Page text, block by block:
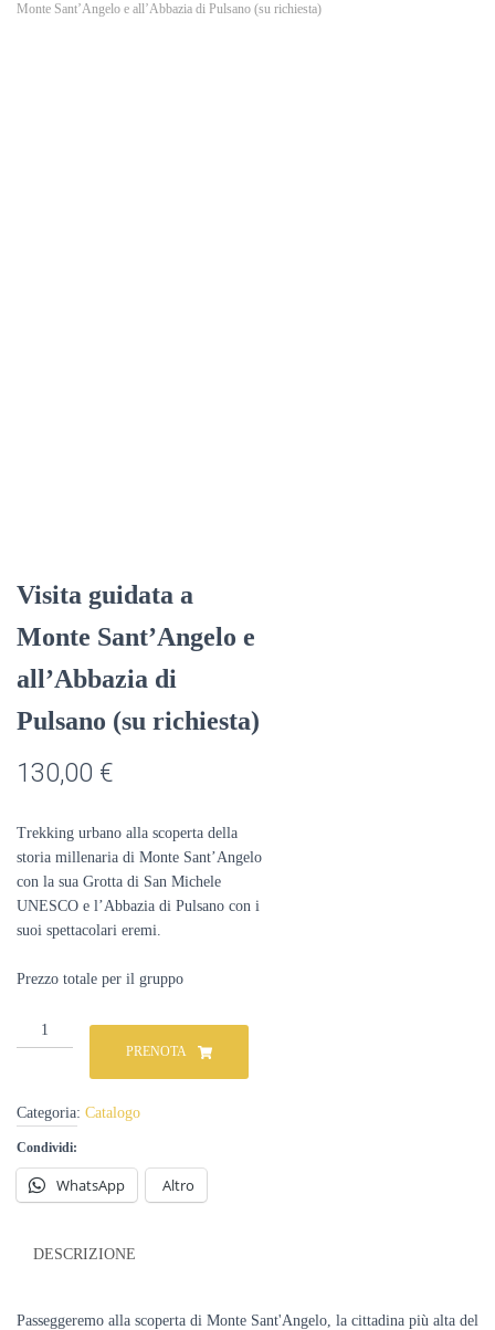
Monte Sant’Angelo e all’Abbazia di Pulsano (su richiesta)
Visita guidata a
Monte Sant’Angelo e
all’Abbazia di
Pulsano (su richiesta)
130,00 €
Trekking urbano alla scoperta della
storia millenaria di Monte Sant’Angelo
con la sua Grotta di San Michele
UNESCO e l’Abbazia di Pulsano con i
suoi spettacolari eremi.
Prezzo totale per il gruppo
Visita
guidata
Sant'Angelo
e
all'Abbazia
di
Pulsano
quantità
PRENOTA
Categoria: Catalogo
Condividi:
WhatsApp Altro
DESCRIZIONE
Passeggeremo alla scoperta di Monte Sant'Angelo, la cittadina più alta del